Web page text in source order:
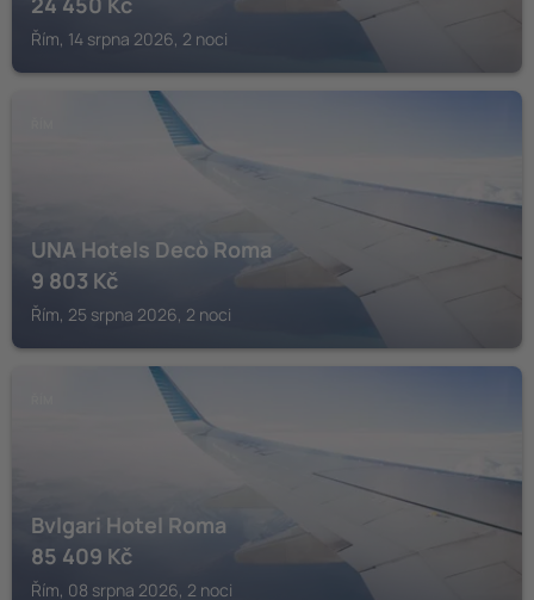
Řím, 14 srpna 2026, 2 noci
UNA Hotels Decò Roma
9 803 Kč
Řím, 25 srpna 2026, 2 noci
Bvlgari Hotel Roma
85 409 Kč
Řím, 08 srpna 2026, 2 noci